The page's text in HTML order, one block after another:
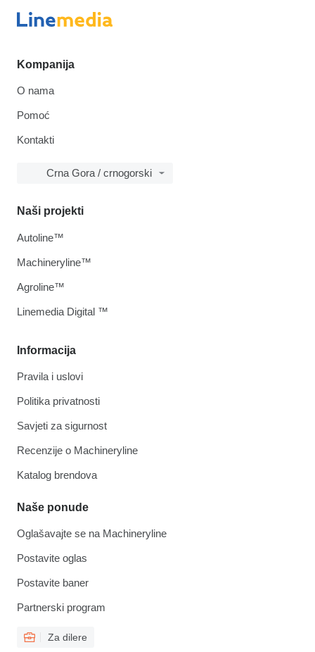
Kompanija
O nama
Pomoć
Kontakti
Crna Gora / crnogorski
Informacija
Pravila i uslovi
Politika privatnosti
Savjeti za sigurnost
Recenzije o Machineryline
Katalog brendova
Naše ponude
Oglašavajte se na Machineryline
Postavite oglas
Postavite baner
Partnerski program
Za dilere
Naši projekti
Autoline™
Machineryline™
Agroline™
Linemedia Digital ™